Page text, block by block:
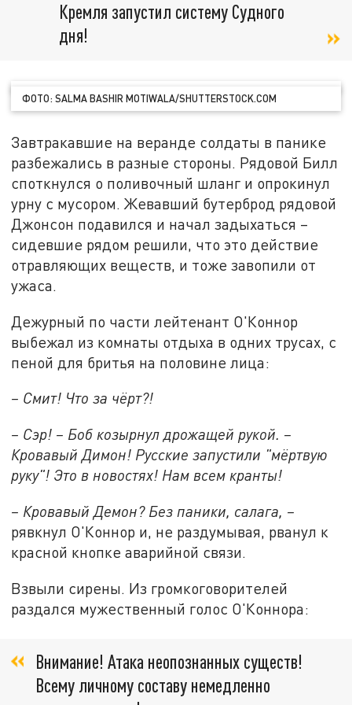
Кремля запустил систему Судного
дня!
ФОТО: SALMA BASHIR MOTIWALA/SHUTTERSTОСK.СОM
Завтракавшие на веранде солдаты в панике
разбежались в разные стороны. Рядовой Билл
споткнулся о поливочный шланг и опрокинул
урну с мусором. Жевавший бутерброд рядовой
Джонсон подавился и начал задыхаться –
сидевшие рядом решили, что это действие
отравляющих веществ, и тоже завопили от
ужаса.
Дежурный по части лейтенант О'Коннор
выбежал из комнаты отдыха в одних трусах, с
пеной для бритья на половине лица:
– Смит! Что за чёрт?!
– Сэр! – Боб козырнул дрожащей рукой. –
Кровавый Димон! Русские запустили "мёртвую
руку"! Это в новостях! Нам всем кранты!
– Кровавый Демон? Без паники, салага, –
рявкнул О'Коннор и, не раздумывая, рванул к
красной кнопке аварийной связи.
Взвыли сирены. Из громкоговорителей
раздался мужественный голос О'Коннора:
Внимание! Атака неопознанных существ!
Всему личному составу немедленно